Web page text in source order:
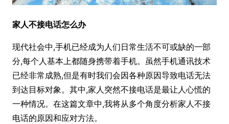
家人不接电话怎么办
现代社会中,手机已经成为人们日常生活不可或缺的一部
分,每个人基本上都随身携带着手机。虽然手机通讯技术
已经非常成熟,但是有时我们会因各种原因导致电话无法
到达目标对象。其中,家人突然不接电话是最让人心慌的
一种情况。在这篇文章中,我将从多个角度分析家人不接
电话的原因和应对方法。